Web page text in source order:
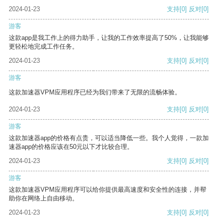
2024-01-23
支持[0] 反对[0]
游客
这款app是我工作上的得力助手，让我的工作效率提高了50%，让我能够
更轻松地完成工作任务。
2024-01-23
支持[0] 反对[0]
游客
这款加速器VPM应用程序已经为我们带来了无限的流畅体验。
2024-01-23 支持[0] 反对[0]
游客
这款加速器app的价格有点贵，可以适当降低一些。我个人觉得，一款加
速器app的价格应该在50元以下才比较合理。
2024-01-23
支持[0] 反对[0]
游客
这款加速器VPM应用程序可以给你提供最高速度和安全性的连接，并帮
助你在网络上自由移动。
2024-01-23
支持[0] 反对[0]